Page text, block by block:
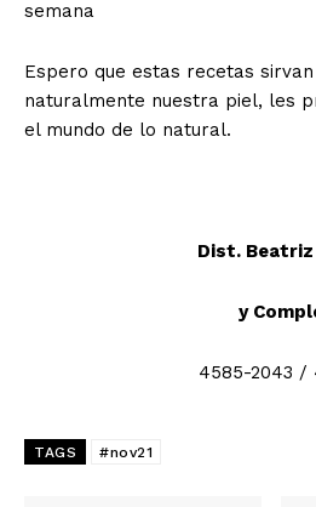
semana
Espero que estas recetas
naturalmente nuestra piel, les
el mundo de lo natural.
Dist.
y
4585-2043 /
TAGS #nov21